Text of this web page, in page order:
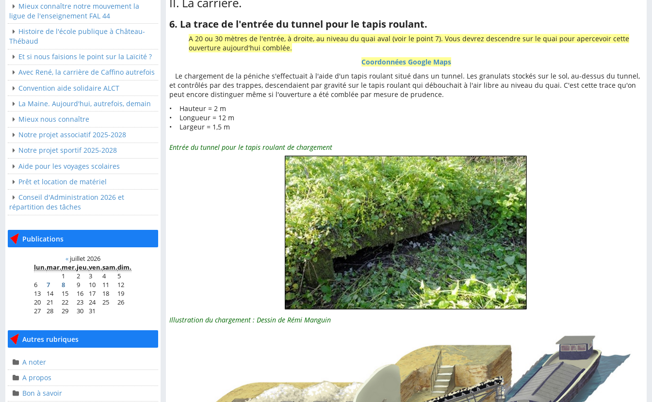
Convention aide solidaire
ALCT
La Maine. Aujourd'hui,
autrefois, demain
Mieux nous connaître
Notre projet associatif
2025-2028
Notre projet sportif 2025-
2028
Aide pour les voyages
scolaires
Prêt et location de
matériel
Conseil d'Administration
2026 et répartition des
tâches
Publications
mer.jeu.ven.sam.dim.
2 3 4
5
11
12
16 17 18
19
23 24 25
26
30 31
Autres rubriques
A noter
A propos
Bon à savoir
Mieux connaître notre mouvement la
ligue de l'enseignement FAL 44
Histoire de l'école publique à Château-
Thébaud
Et si nous faisions le point sur la Laïcité ?
Avec René, la carrière de Caffino autrefois
Convention aide solidaire ALCT
La Maine. Aujourd'hui, autrefois, demain
Mieux nous connaître
Notre projet associatif 2025-2028
Notre projet sportif 2025-2028
Aide pour les voyages scolaires
Prêt et location de matériel
Conseil d'Administration 2026 et
répartition des tâches
Publications
«juillet 2026
lun.mar.mer.jeu.ven.sam.dim.
1
2 3 4
5
6
7 8 9 10 11
12
13
14 15 16 17 18
19
20
21 22 23 24 25
26
27
28 29 30 31
Autres rubriques
A noter
A propos
Bon à savoir
6. La trace de l'entrée du tunnel pour le tapis roulant.
A 20 ou 30 mètres de l'entrée, à droite, au niveau du quai aval (voir le point 7). Vous devrez descendre sur le quai pour apercevoir cette
ouverture aujourd'hui comblée.
Coordonnées Google Maps
Le chargement de la péniche s'effectuait à l'aide d'un tapis roulant situé dans un tunnel. Les granulats stockés sur le sol, au-dessus du tunnel,
et contrôlés par des trappes, descendaient par gravité sur le tapis roulant qui débouchait à l'air libre au niveau du quai. C'est cette trace qu'on
peut encore distinguer même si l'ouverture a été comblée par mesure de prudence.
• Hauteur = 2 m
• Longueur = 12 m
• Largeur = 1,5 m
Entrée du tunnel pour le tapis roulant de chargement
Illustration du chargement : Dessin de Rémi Manguin